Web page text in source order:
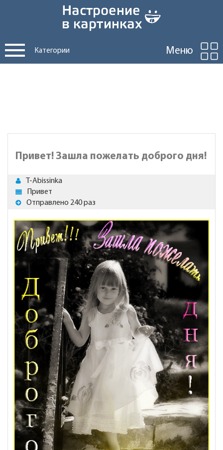
Категории Меню
Привет! Зашла пожелать доброго дня!
T-Abissinka
Привет
Отправлено 240 раз